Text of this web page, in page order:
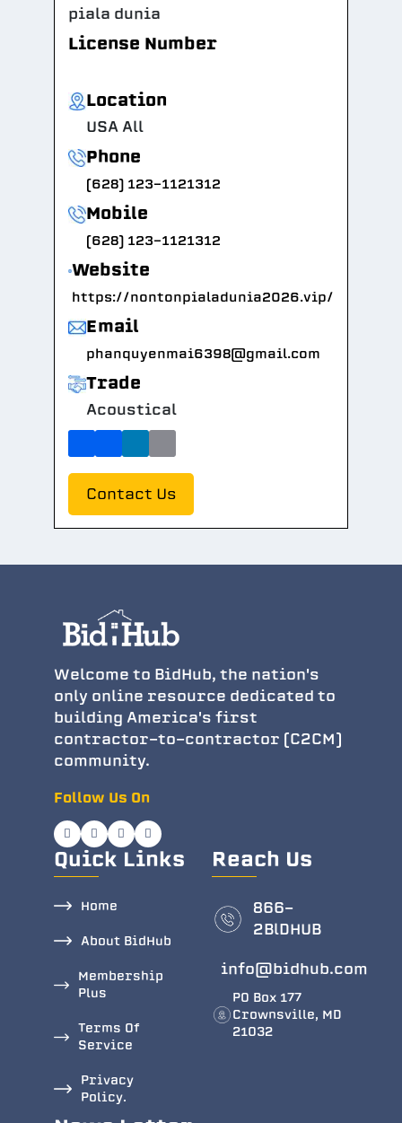
piala dunia
License Number
Location
USA All
Phone
(628) 123-1121312
Mobile
(628) 123-1121312
Website
https://nontonpialadunia2026.vip/
Email
phanquyenmai6398@gmail.com
Trade
Acoustical
Contact Us
Welcome to BidHub, the nation's
only online resource dedicated to
building America's first
contractor-to-contractor (C2CM)
community.
Follow Us On
Quick Links
Home
About BidHub
Membership
Plus
Terms Of
Service
Privacy
Policy.
Reach Us
866-
2BlDHUB
info@bidhub.com
PO Box 177
Crownsville, MD
21032